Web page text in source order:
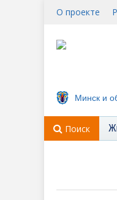
О проекте
Минск и
Поиск